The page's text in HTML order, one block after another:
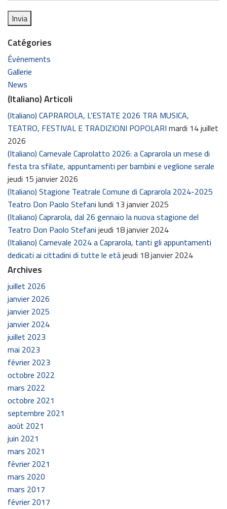
Catégories
Événements
Gallerie
News
(Italiano) Articoli
(Italiano) CAPRAROLA, L’ESTATE 2026 TRA MUSICA,
TEATRO, FESTIVAL E TRADIZIONI POPOLARI mardi 14 juillet
2026
(Italiano) Carnevale Caprolatto 2026: a Caprarola un mese di
festa tra sfilate, appuntamenti per bambini e veglione serale
jeudi 15 janvier 2026
(Italiano) Stagione Teatrale Comune di Caprarola 2024-2025
Teatro Don Paolo Stefani lundi 13 janvier 2025
(Italiano) Caprarola, dal 26 gennaio la nuova stagione del
Teatro Don Paolo Stefani jeudi 18 janvier 2024
(Italiano) Carnevale 2024 a Caprarola, tanti gli appuntamenti
dedicati ai cittadini di tutte le etàjeudi 18 janvier 2024
Archives
juillet 2026
janvier 2026
janvier 2025
janvier 2024
juillet 2023
mai 2023
février 2023
octobre 2022
mars 2022
octobre 2021
septembre 2021
août 2021
juin 2021
mars 2021
février 2021
mars 2020
mars 2017
février 2017